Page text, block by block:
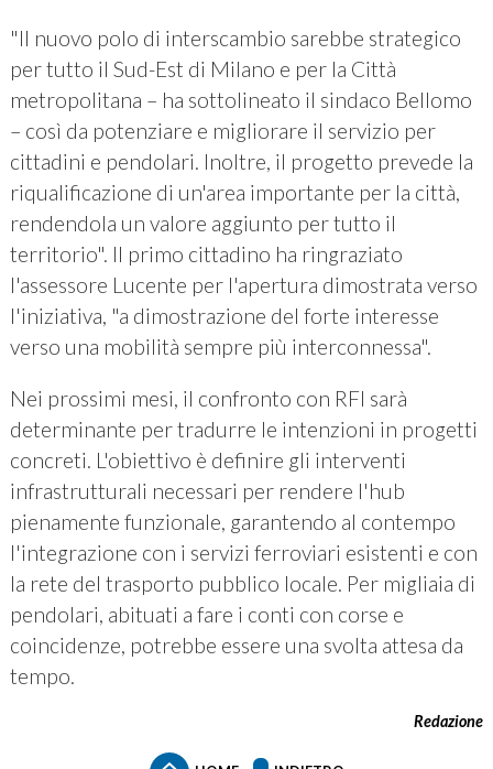
"Il nuovo polo di interscambio sarebbe strategico
per tutto il Sud-Est di Milano e per la Città
metropolitana – ha sottolineato il sindaco Bellomo
– così da potenziare e migliorare il servizio per
cittadini e pendolari. Inoltre, il progetto prevede la
riqualificazione di un'area importante per la città,
rendendola un valore aggiunto per tutto il
territorio". Il primo cittadino ha ringraziato
l'assessore Lucente per l'apertura dimostrata verso
l'iniziativa, "a dimostrazione del forte interesse
verso una mobilità sempre più interconnessa".
Nei prossimi mesi, il confronto con RFI sarà
determinante per tradurre le intenzioni in progetti
concreti. L'obiettivo è definire gli interventi
infrastrutturali necessari per rendere l'hub
pienamente funzionale, garantendo al contempo
l'integrazione con i servizi ferroviari esistenti e con
la rete del trasporto pubblico locale. Per migliaia di
pendolari, abituati a fare i conti con corse e
coincidenze, potrebbe essere una svolta attesa da
tempo.
Redazione